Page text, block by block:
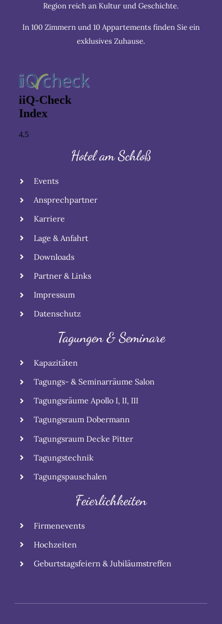
Region reich an Kultur und Geschichte.
In 100 Zimmern und 10 Appartements finden Sie ein
exklusives Zuhause.
Hotel am Schloß
Events
Ansprechpartner
Karriere
Lage & Anfahrt
Downloads
Partner & Links
Impressum
Datenschutz
Tagungen & Seminare
Kapazitäten
Tagungs- & Seminarräume Salon
Tagungsräume Apollo I, II, III
Tagungsraum Dobermann
Tagungsraum Decke Pitter
Tagungstechnik
Tagungspauschalen
Feierlichkeiten
Firmenevents
Hochzeiten
Geburtstagsfeiern & Jubiläumstreffen